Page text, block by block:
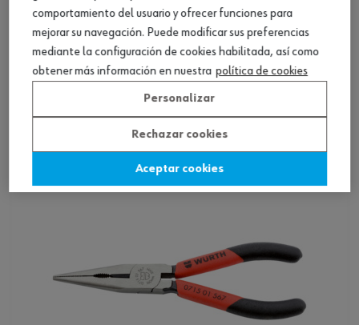
Alicates de punta plana ZEBRA DIN ISO 5745
comportamiento del usuario y ofrecer funciones para
mejorar su navegación. Puede modificar sus preferencias
mediante la configuración de cookies habilitada, así como
obtener más información en nuestra política de cookies
Personalizar
Rechazar cookies
Aceptar cookies